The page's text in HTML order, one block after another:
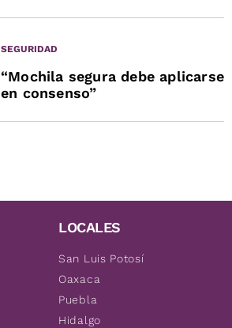
SEGURIDAD
“Mochila segura debe aplicarse
en consenso”
LOCALES
San Luis Potosí
Oaxaca
Puebla
Hidalgo